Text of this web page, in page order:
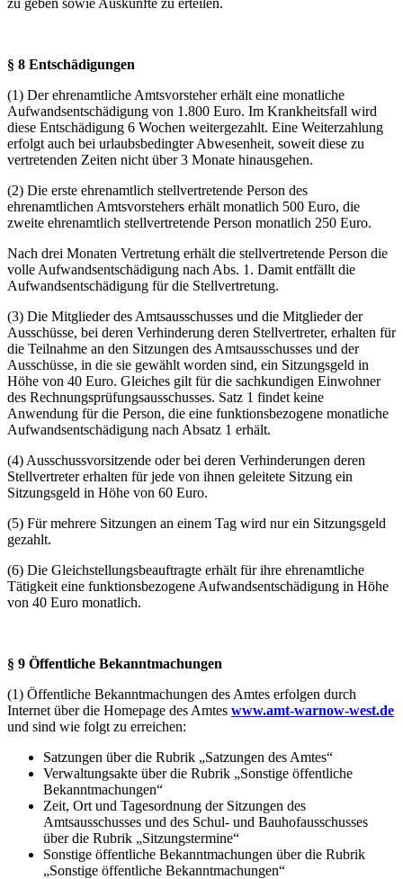
zu geben sowie Auskünfte zu erteilen.
§ 8 Entschädigungen
(1) Der ehrenamtliche Amtsvorsteher erhält eine monatliche
Aufwandsentschädigung von 1.800 Euro. Im Krankheitsfall wird
diese Entschädigung 6 Wochen weitergezahlt. Eine Weiterzahlung
erfolgt auch bei urlaubsbedingter Abwesenheit, soweit diese zu
vertretenden Zeiten nicht über 3 Monate hinausgehen.
(2) Die erste ehrenamtlich stellvertretende Person des
ehrenamtlichen Amtsvorstehers erhält monatlich 500 Euro, die
zweite ehrenamtlich stellvertretende Person monatlich 250 Euro.
Nach drei Monaten Vertretung erhält die stellvertretende Person die
volle Aufwandsentschädigung nach Abs. 1. Damit entfällt die
Aufwandsentschädigung für die Stellvertretung.
(3) Die Mitglieder des Amtsausschusses und die Mitglieder der
Ausschüsse, bei deren Verhinderung deren Stellvertreter, erhalten für
die Teilnahme an den Sitzungen des Amtsausschusses und der
Ausschüsse, in die sie gewählt worden sind, ein Sitzungsgeld in
Höhe von 40 Euro. Gleiches gilt für die sachkundigen Einwohner
des Rechnungsprüfungsausschusses. Satz 1 findet keine
Anwendung für die Person, die eine funktionsbezogene monatliche
Aufwandsentschädigung nach Absatz 1 erhält.
(4) Ausschussvorsitzende oder bei deren Verhinderungen deren
Stellvertreter erhalten für jede von ihnen geleitete Sitzung ein
Sitzungsgeld in Höhe von 60 Euro.
(5) Für mehrere Sitzungen an einem Tag wird nur ein Sitzungsgeld
gezahlt.
(6) Die Gleichstellungsbeauftragte erhält für ihre ehrenamtliche
Tätigkeit eine funktionsbezogene Aufwandsentschädigung in Höhe
von 40 Euro monatlich.
§ 9 Öffentliche Bekanntmachungen
(1) Öffentliche Bekanntmachungen des Amtes erfolgen durch
Internet über die Homepage des Amtes www.amt-warnow-west.de
und sind wie folgt zu erreichen:
Satzungen über die Rubrik „Satzungen des Amtes“
Verwaltungsakte über die Rubrik „Sonstige öffentliche
Bekanntmachungen“
Zeit, Ort und Tagesordnung der Sitzungen des
Amtsausschusses und des Schul- und Bauhofausschusses
über die Rubrik „Sitzungstermine“
Sonstige öffentliche Bekanntmachungen über die Rubrik
„Sonstige öffentliche Bekanntmachungen“